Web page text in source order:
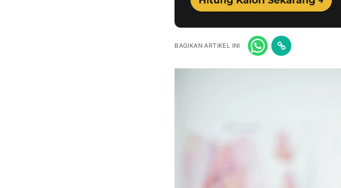
BAGIKAN ARTIKEL INI